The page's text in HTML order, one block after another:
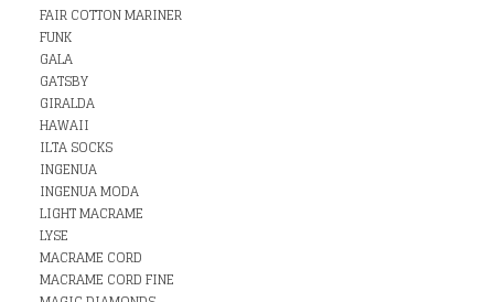
FAIR COTTON MARINER
FUNK
GALA
GATSBY
GIRALDA
HAWAII
ILTA SOCKS
INGENUA
INGENUA MODA
LIGHT MACRAME
LYSE
MACRAME CORD
MACRAME CORD FINE